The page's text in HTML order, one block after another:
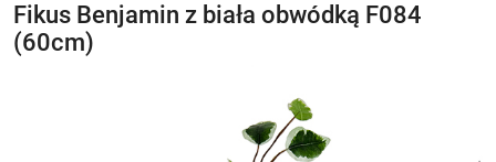
Fikus Benjamin z biała obwódką F084
(60cm)